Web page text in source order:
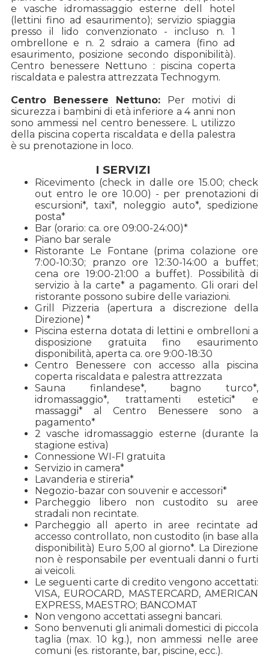
e vasche idromassaggio esterne dell hotel
(lettini fino ad esaurimento); servizio spiaggia
presso il lido convenzionato - incluso n. 1
ombrellone e n. 2 sdraio a camera (fino ad
esaurimento, posizione secondo disponibilità).
Centro benessere Nettuno : piscina coperta
riscaldata e palestra attrezzata Technogym.
Centro Benessere Nettuno: Per motivi di
sicurezza i bambini di età inferiore a 4 anni non
sono ammessi nel centro benessere. L utilizzo
della piscina coperta riscaldata e della palestra
è su prenotazione in loco.
I SERVIZI
Ricevimento (check in dalle ore 15.00; check
out entro le ore 10.00) - per prenotazioni di
escursioni*, taxi*, noleggio auto*, spedizione
posta*
Bar (orario: ca. ore 09:00-24:00)*
Piano bar serale
Ristorante Le Fontane (prima colazione ore
7:00-10:30; pranzo ore 12:30-14:00 a buffet;
cena ore 19:00-21:00 a buffet). Possibilità di
servizio à la carte* a pagamento. Gli orari del
ristorante possono subire delle variazioni.
Grill Pizzeria (apertura a discrezione della
Direzione) *
Piscina esterna dotata di lettini e ombrelloni a
disposizione gratuita fino esaurimento
disponibilità, aperta ca. ore 9:00-18:30
Centro Benessere con accesso alla piscina
coperta riscaldata e palestra attrezzata
Sauna finlandese*, bagno turco*,
idromassaggio*, trattamenti estetici* e
massaggi* al Centro Benessere sono a
pagamento*
2 vasche idromassaggio esterne (durante la
stagione estiva)
Connessione WI-FI gratuita
Servizio in camera*
Lavanderia e stireria*
Negozio-bazar con souvenir e accessori*
Parcheggio libero non custodito su aree
stradali non recintate.
Parcheggio all aperto in aree recintate ad
accesso controllato, non custodito (in base alla
disponibilità) Euro 5,00 al giorno*. La Direzione
non è responsabile per eventuali danni o furti
ai veicoli.
Le seguenti carte di credito vengono accettati:
VISA, EUROCARD, MASTERCARD, AMERICAN
EXPRESS, MAESTRO; BANCOMAT
Non vengono accettati assegni bancari.
Sono benvenuti gli animali domestici di piccola
taglia (max. 10 kg.), non ammessi nelle aree
comuni (es. ristorante, bar, piscine, ecc.).